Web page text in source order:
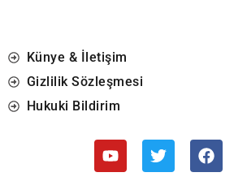
Künye & İletişim
Gizlilik Sözleşmesi
Hukuki Bildirim